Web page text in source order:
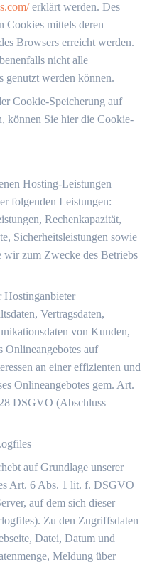
erklärt werden. Des
Cookies mittels deren
Browsers erreicht werden.
nicht alle
genutzt werden können.
Cookie-Speicherung auf
können Sie hier die Cookie-
Hosting-Leistungen
folgenden Leistungen:
Rechenkapazität,
Sicherheitsleistungen sowie
wir zum Zwecke des Betriebs
Hostinganbieter
Vertragsdaten,
von Kunden,
Onlineangebotes auf
an einer effizienten und
Onlineangebotes gem. Art.
DSGVO (Abschluss
auf Grundlage unserer
Art. 6 Abs. 1 lit. f. DSGVO
auf dem sich dieser
Zu den Zugriffsdaten
Datei, Datum und
Meldung über